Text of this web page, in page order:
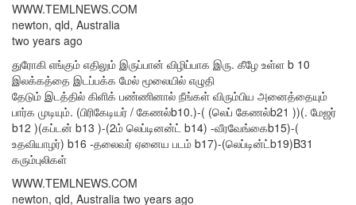
WWW.TEMLNEWS.COM
newton, qld, Australia
two years ago
துரோகி எங்கும் எதிலும் இருப்பான் விழிப்பாக இரு. கீழே உள்ள b 10
இலக்கத்தை இடப்பக்க மேல் மூலையில் எழுதி
தேடும் இடத்தில் கிளிக் பண்ணினால் நீங்கள் விரும்பிய அனைத்தையும்
பார்க முடியும். (பிரிகேடியர் / கேணல்b10.)-( (லெப் கேணல்b21 ))(. மேஜர்
b12 )(கப்டன் b13 )-(2ம் லெப்டினன்ட் b14) -வீரவேங்கைb15)-(
உதவியாழர்) b16 -தலைவர் ஏனைய படம் b17)-(லெப்டின்ட்b19)B31
கரும்புலிகள்
WWW.TEMLNEWS.COM
newton, qld, Australia two years ago